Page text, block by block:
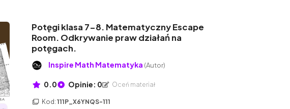
Potęgi klasa 7-8. Matematyczny Escape
Room. Odkrywanie praw działań na
potęgach.
Inspire Math Matematyka (Autor)
0.0 Opinie: 0 Oceń materiał
Kod:111P_X6YNQS-111